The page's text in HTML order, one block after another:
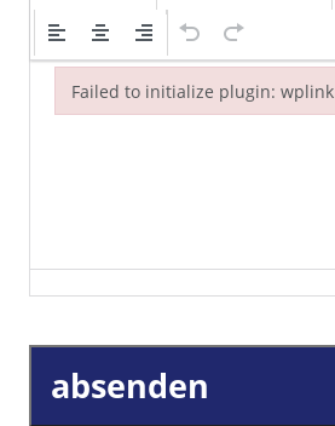
absenden
Failed to initialize plugin: wplink
Failed to initialize plugin: wplink